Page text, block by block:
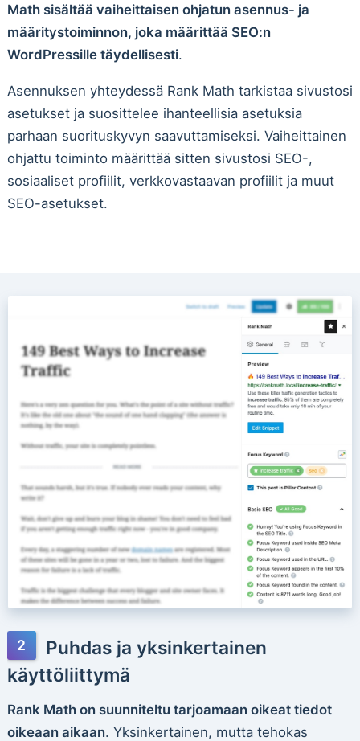
Math sisältää vaiheittaisen ohjatun asennus- ja
määritystoiminnon, joka määrittää SEO:n
WordPressille täydellisesti.
Asennuksen yhteydessä Rank Math tarkistaa sivustosi
asetukset ja suosittelee ihanteellisia asetuksia
parhaan suorituskyvyn saavuttamiseksi. Vaiheittainen
ohjattu toiminto määrittää sitten sivustosi SEO-,
sosiaaliset profiilit, verkkovastaavan profiilit ja muut
SEO-asetukset.
Puhdas ja yksinkertainen
käyttöliittymä
Rank Math on suunniteltu tarjoamaan oikeat tiedot
oikeaan aikaan. Yksinkertainen, mutta tehokas